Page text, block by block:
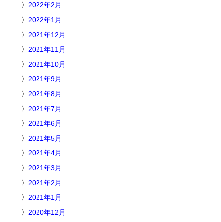
2022年2月
2022年1月
2021年12月
2021年11月
2021年10月
2021年9月
2021年8月
2021年7月
2021年6月
2021年5月
2021年4月
2021年3月
2021年2月
2021年1月
2020年12月